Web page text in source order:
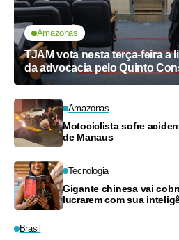
Amazonas
TJAM vota nesta terça-feira a
da advocacia pelo Quinto
Amazonas
Motociclista sofre
de Manaus
Tecnologia
Gigante chinesa vai
lucrarem com sua
Brasil